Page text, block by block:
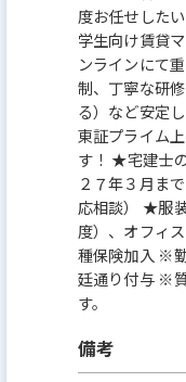
度お任せした
学生向け賃貸
ンラインにて
制、丁寧な研
る）など安定
東証プライム
す！ ★宅建士
２７年３月ま
応相談） ★服
度）、オフィ
種保険加入 ※
廷通り付与 ※
す。
備考